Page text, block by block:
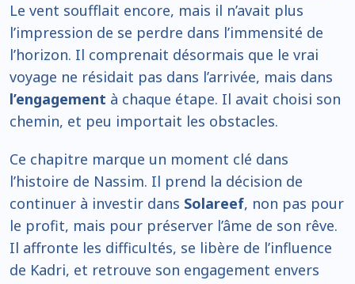
Le vent soufflait encore, mais il n’avait plus
l’impression de se perdre dans l’immensité de
l’horizon. Il comprenait désormais que le vrai
voyage ne résidait pas dans l’arrivée, mais dans
l’engagement à chaque étape. Il avait choisi son
chemin, et peu importait les obstacles.
Ce chapitre marque un moment clé dans
l’histoire de Nassim. Il prend la décision de
continuer à investir dans Solareef, non pas pour
le profit, mais pour préserver l’âme de son rêve.
Il affronte les difficultés, se libère de l’influence
de Kadri, et retrouve son engagement envers